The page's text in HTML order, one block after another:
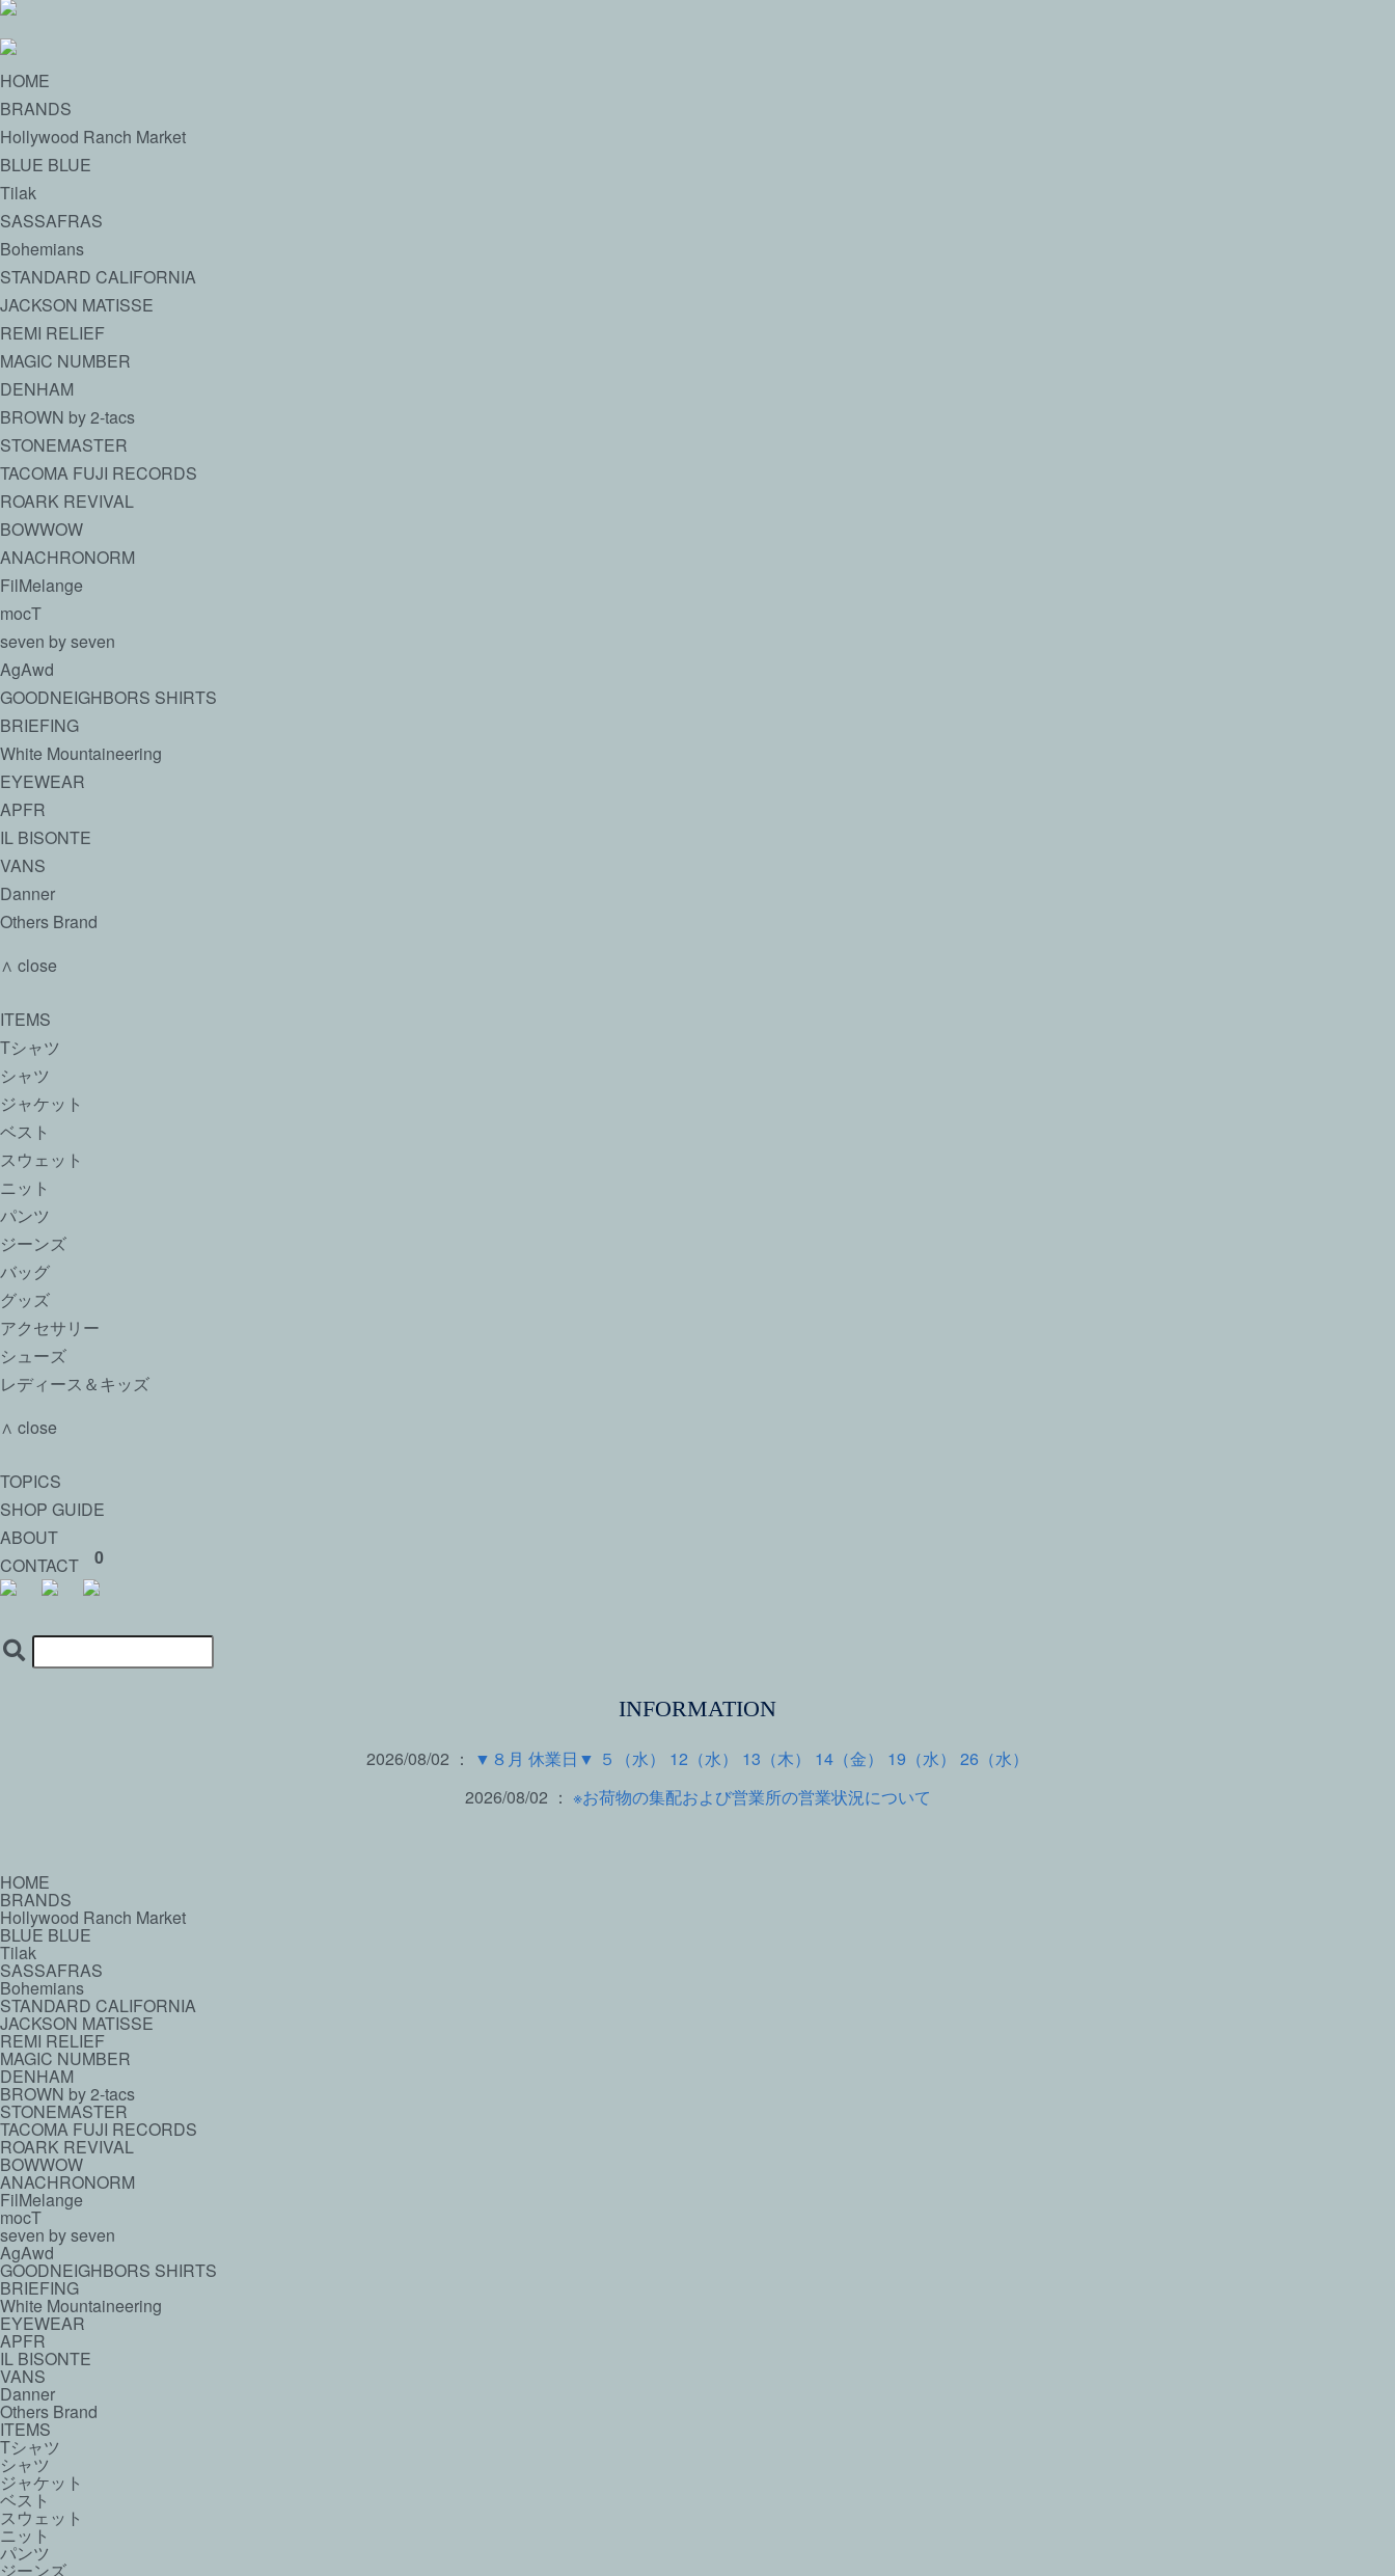
HOME
BRANDS
Hollywood Ranch Market
BLUE BLUE
Tilak
SASSAFRAS
Bohemians
STANDARD CALIFORNIA
JACKSON MATISSE
REMI RELIEF
MAGIC NUMBER
DENHAM
BROWN by 2-tacs
STONEMASTER
TACOMA FUJI RECORDS
ROARK REVIVAL
BOWWOW
ANACHRONORM
FilMelange
mocT
seven by seven
AgAwd
GOODNEIGHBORS SHIRTS
BRIEFING
White Mountaineering
EYEWEAR
APFR
IL BISONTE
VANS
Danner
Others Brand
∧ close
ITEMS
Tシャツ
シャツ
ジャケット
ベスト
スウェット
ニット
パンツ
ジーンズ
バッグ
グッズ
アクセサリー
シューズ
レディース＆キッズ
∧ close
TOPICS
SHOP GUIDE
ABOUT
CONTACT
0
INFORMATION
2026/08/02 ：
▼８月 休業日▼ ５（水） 12（水） 13（木） 14（金） 19（水） 26（水）
2026/08/02 ： ※お荷物の集配および営業所の営業状況について
HOME
BRANDS
Hollywood Ranch Market
BLUE BLUE
Tilak
SASSAFRAS
Bohemians
STANDARD CALIFORNIA
JACKSON MATISSE
REMI RELIEF
MAGIC NUMBER
DENHAM
BROWN by 2-tacs
STONEMASTER
TACOMA FUJI RECORDS
ROARK REVIVAL
BOWWOW
ANACHRONORM
FilMelange
mocT
seven by seven
AgAwd
GOODNEIGHBORS SHIRTS
BRIEFING
White Mountaineering
EYEWEAR
APFR
IL BISONTE
VANS
Danner
Others Brand
ITEMS
Tシャツ
シャツ
ジャケット
ベスト
スウェット
ニット
パンツ
ジーンズ